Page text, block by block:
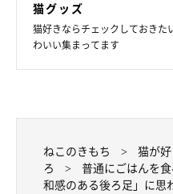
猫グッズ
猫好きならチェックしておき
わいい集まってます
ねこのきもち 猫が好
ろ
普通にごはんを
和感のある後ろ足」に思